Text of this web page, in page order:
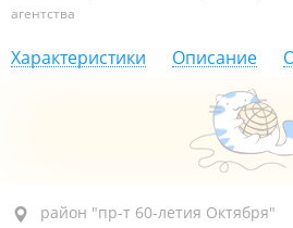
агентства
Характеристики Описание
район "пр-т 60-летия Октября",
район "пр-т 60-летия Октября"